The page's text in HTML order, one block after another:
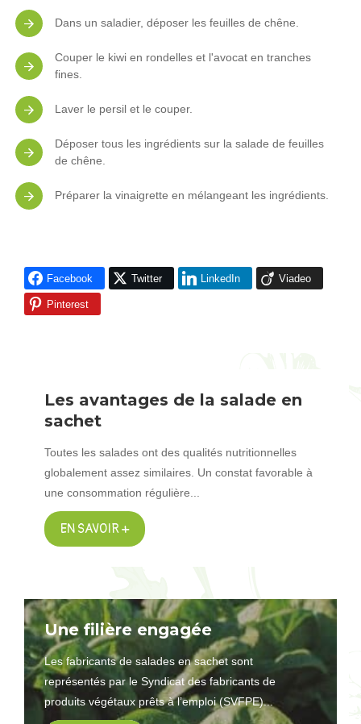
Dans un saladier, déposer les feuilles de chêne.
Couper le kiwi en rondelles et l'avocat en tranches
fines.
Laver le persil et le couper.
Déposer tous les ingrédients sur la salade de feuilles
de chêne.
Préparer la vinaigrette en mélangeant les ingrédients.
Facebook Twitter LinkedIn Viadeo
Pinterest
Les avantages de la salade en
sachet
Toutes les salades ont des qualités nutritionnelles
globalement assez similaires. Un constat favorable à
une consommation régulière...
EN SAVOIR +
Une filière engagée
Les fabricants de salades en sachet sont
représentés par le Syndicat des fabricants de
produits végétaux prêts à l’emploi (SVFPE)...